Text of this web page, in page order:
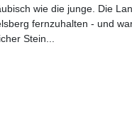
wie die junge. Die
fernzuhalten - und
Stein...